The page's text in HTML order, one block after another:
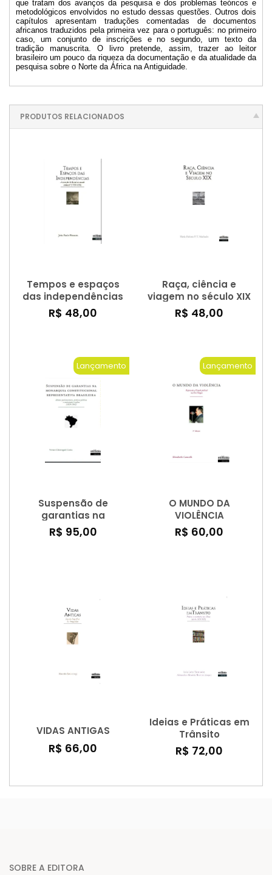
que tratam dos avanços da pesquisa e dos problemas teóricos e
metodológicos envolvidos no estudo dessas questões. Outros dois
capítulos apresentam traduções comentadas de documentos
africanos traduzidos pela primeira vez para o português: no primeiro
caso, um conjunto de inscrições e no segundo, um texto da
tradição manuscrita. O livro pretende, assim, trazer ao leitor
brasileiro um pouco da riqueza da documentação e da atualidade da
pesquisa sobre o Norte da África na Antiguidade.
PRODUTOS RELACIONADOS
Tempos e espaços
das independências
– a inserção do Brasil
no mundo ocidental
R$ 48,00
Raça, ciência e
viagem no século XIX
R$ 48,00
Lançamento
Suspensão de
garantias na
monarquia
constitucional
R$ 95,00
Lançamento
O MUNDO DA
VIOLÊNCIA
R$ 60,00
VIDAS ANTIGAS
R$ 66,00
Ideias e Práticas em
Trânsito
R$ 72,00
SOBRE A EDITORA